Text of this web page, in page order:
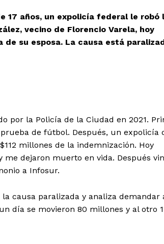
17 años, un expolicía federal le robó
vecino de Florencio Varela, hoy
su esposa. La causa está
por la Policía de la Ciudad en 2021.
de fútbol. Después, un expolicía
millones de la indemnización. Hoy
dejaron muerto en vida. Después
a Infosur.
causa paralizada y analiza demandar
día se movieron 80 millones y al otro